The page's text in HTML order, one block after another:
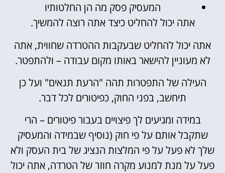
המעסיק פסק מה הן החלטותיו
אתה יכול להחליט כיצד אתה רוצה להמשיך.
אתה יכול להחליט שבעקבות ההטרדה שחווית, אתה
לא מעוניין להישאר באותו מקום עבודה – ולהתפטר.
העילה של התפטרות תהה "הרעת תנאים" ועל כן
תיחשב, בפני החוק, כפיטורים לכל דבר.
במידה ומגיעים לך פיצויים בעבור פיטורים – הרי
שתקבל אותם על פי חוק (נוסיף שבמידה והמעסיק
שלך לא פעל על פי המלצות הנציג של בית העסק ולא
פעל על מנת למנוע מקרה חוזר של הטרדה, אתה יכול